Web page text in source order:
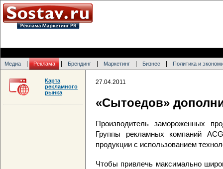
Медиа Реклама Брендинг Маркетинг Бизнес Политика и
27.04.2011
«Сытоедов»
Производитель замороженных
Группы рекламных компаний
продукции с использованием
Чтобы привлечь максимально
Карта
рекламного
рынка